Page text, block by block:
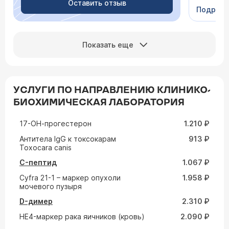
Оставить отзыв
Сейчас
Показать еще
УСЛУГИ ПО НАПРАВЛЕНИЮ КЛИНИКО-
БИОХИМИЧЕСКАЯ ЛАБОРАТОРИЯ
17-ОН-прогестерон
1.210 ₽
Aнтитела IgG к токсокарам
Toxocara canis
913 ₽
C-пептид
1.067 ₽
Cyfra 21-1 – маркер опухоли
мочевого пузыря
1.958 ₽
D-димер
2.310 ₽
HE4-маркер рака яичников (кровь)
2.090 ₽